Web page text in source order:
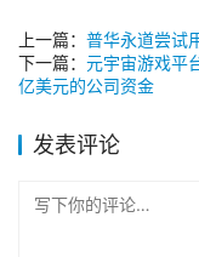
上一篇： 普华永道尝试
下一篇： 元宇宙游戏平
亿美元的公司资金
发表评论